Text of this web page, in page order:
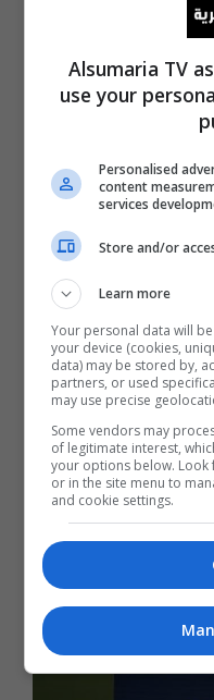
جديداً يخص شراء
Alsumaria TV
use your
Personalised
content
services
Store and/or
Learn more
Your personal data will
your device (cookies,
data) may be stored by,
partners, or used
may use precise
Some vendors may
of legitimate interest,
your options below.
or in the site menu to
and cookie settings.